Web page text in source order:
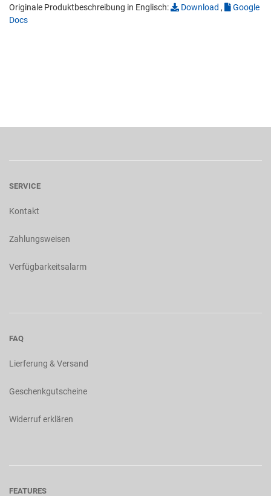
Originale Produktbeschreibung in Englisch:
Download ,
Google
Docs
SERVICE
Kontakt
Zahlungsweisen
Verfügbarkeitsalarm
FAQ
Lierferung & Versand
Geschenkgutscheine
Widerruf erklären
FEATURES